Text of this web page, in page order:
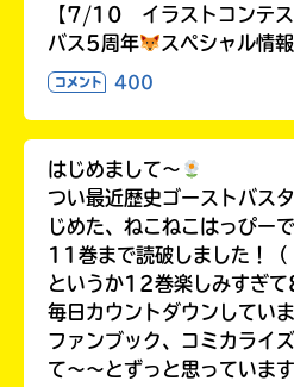
【7/10 イラストコンテス
バス5周年
スペシャル情報
コメント 400
はじめまして〜
つい最近歴史ゴーストバス
じめた、ねこねこはっぴーで
11巻まで読破しました！（
というか12巻楽しみすぎて
毎日カウントダウンしてい
ファンブック、コミカライ
て〜〜とずっと思っています